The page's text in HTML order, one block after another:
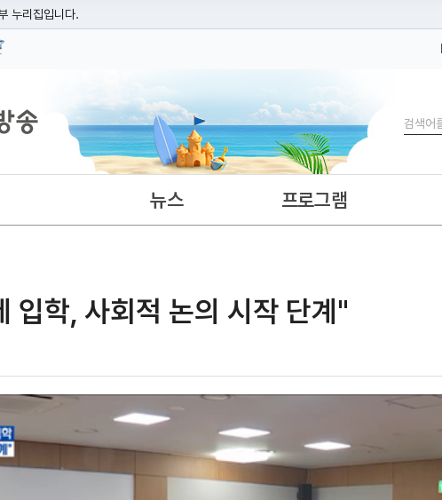
누리집입니다.
소를 사용하고 있다면 아래 URL에서 도메인 주소를 확인해 보세요
검색
뉴스 프로그램
입학, 사회적 논의 시작 단계"